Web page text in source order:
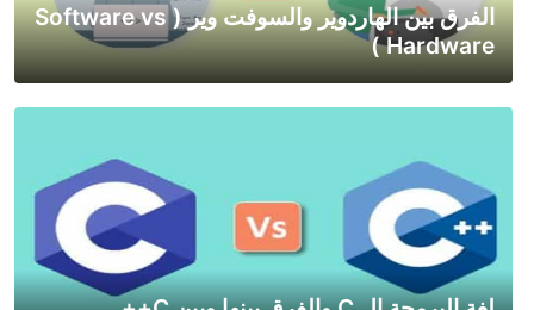
الفرق بين الهاردوير والسوفت وير ( Software vs
Hardware )